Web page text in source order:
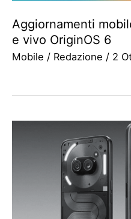
Aggiornamenti
e vivo OriginOS 6
Mobile / Redazione / 2